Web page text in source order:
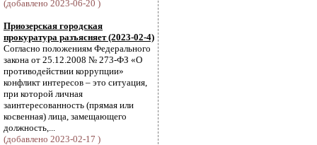
(добавлено 2023-06-20 )
Приозерская городская
прокуратура разъясняет (2023-02-4)
Согласно положениям Федерального
закона от 25.12.2008 № 273-ФЗ «О
противодействии коррупции»
конфликт интересов – это ситуация,
при которой личная
заинтересованность (прямая или
косвенная) лица, замещающего
должность,...
(добавлено 2023-02-17 )